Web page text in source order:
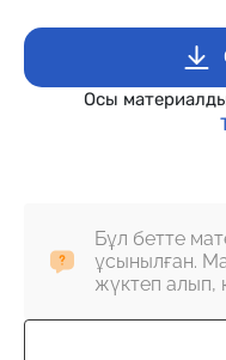
Осы
Бұл бетте
ұсынылған.
жүктеп алып,